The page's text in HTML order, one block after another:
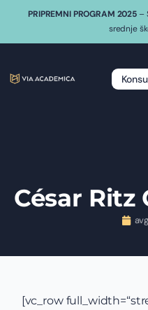
PRIPREMNI PROGRAM 2025 –
srednje
César Ritz
[vc_row